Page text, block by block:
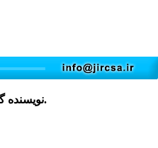
نویسندهکلیک نمایید و پس از تکمیل، در فایل های پیوست مقاله قرار دهید.